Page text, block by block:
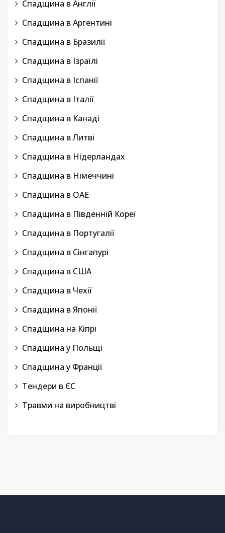
Спадщина в Англії
Спадщина в Аргентині
Спадщина в Бразилії
Спадщина в Ізраїлі
Спадщина в Іспанії
Спадщина в Італії
Спадщина в Канаді
Спадщина в Литві
Спадщина в Нідерландах
Спадщина в Німеччині
Спадщина в ОАЕ
Спадщина в Південній Кореї
Спадщина в Португалії
Спадщина в Сінгапурі
Спадщина в США
Спадщина в Чехії
Спадщина в Японії
Спадщина на Кіпрі
Спадщина у Польщі
Спадщина у Франції
Тендери в ЄС
Травми на виробництві